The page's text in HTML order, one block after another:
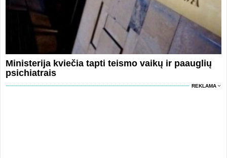
Ministerija kviečia tapti teismo vaikų ir paauglių
psichiatrais
REKLAMA